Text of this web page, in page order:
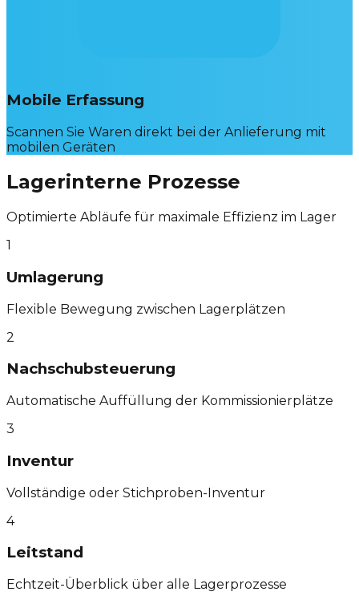
Mobile Erfassung
Scannen Sie Waren direkt bei der Anlieferung mit
mobilen Geräten
Lagerinterne Prozesse
Optimierte Abläufe für maximale Effizienz im Lager
1
Umlagerung
Flexible Bewegung zwischen Lagerplätzen
2
Nachschubsteuerung
Automatische Auffüllung der Kommissionierplätze
3
Inventur
Vollständige oder Stichproben-Inventur
4
Leitstand
Echtzeit-Überblick über alle Lagerprozesse